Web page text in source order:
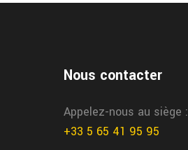
Nous contacter
Appelez-nous au siège :
+33 5 65 41 95 95